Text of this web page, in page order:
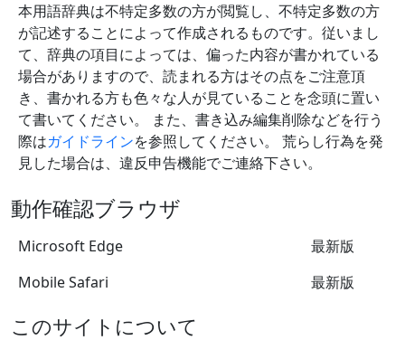
本用語辞典は不特定多数の方が閲覧し、不特定多数の方
が記述することによって作成されるものです。従いまし
て、辞典の項目によっては、偏った内容が書かれている
場合がありますので、読まれる方はその点をご注意頂
き、書かれる方も色々な人が見ていることを念頭に置い
て書いてください。 また、書き込み編集削除などを行う
際はガイドラインを参照してください。 荒らし行為を発
見した場合は、違反申告機能でご連絡下さい。
動作確認ブラウザ
Microsoft Edge
最新版
Mobile Safari
最新版
このサイトについて